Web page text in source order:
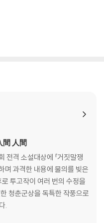
人間
격 소설대상에 「거짓말쟁
며 과격한 내용에 물의를 빚은
투고작이 여러 번의 수정을
청춘군상을 독특한 작풍으로
.